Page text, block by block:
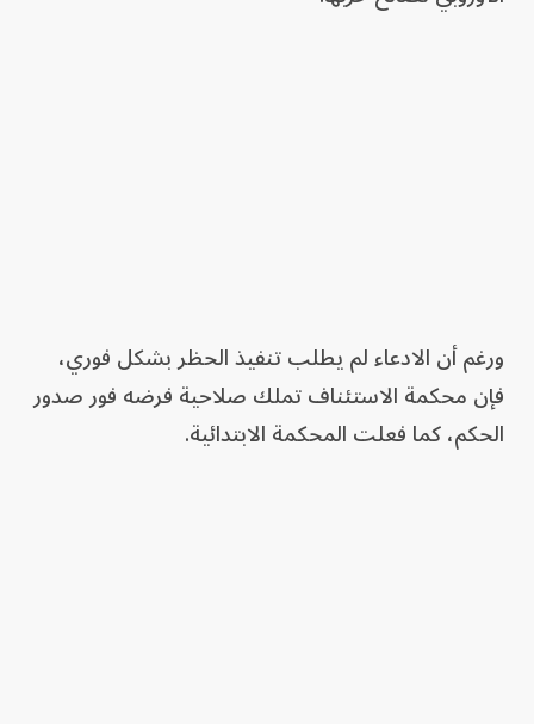
ورغم أن الادعاء لم يطلب تنفيذ الحظر بشكل فوري،
فإن محكمة الاستئناف تملك صلاحية فرضه فور صدور
الحكم، كما فعلت المحكمة الابتدائية.